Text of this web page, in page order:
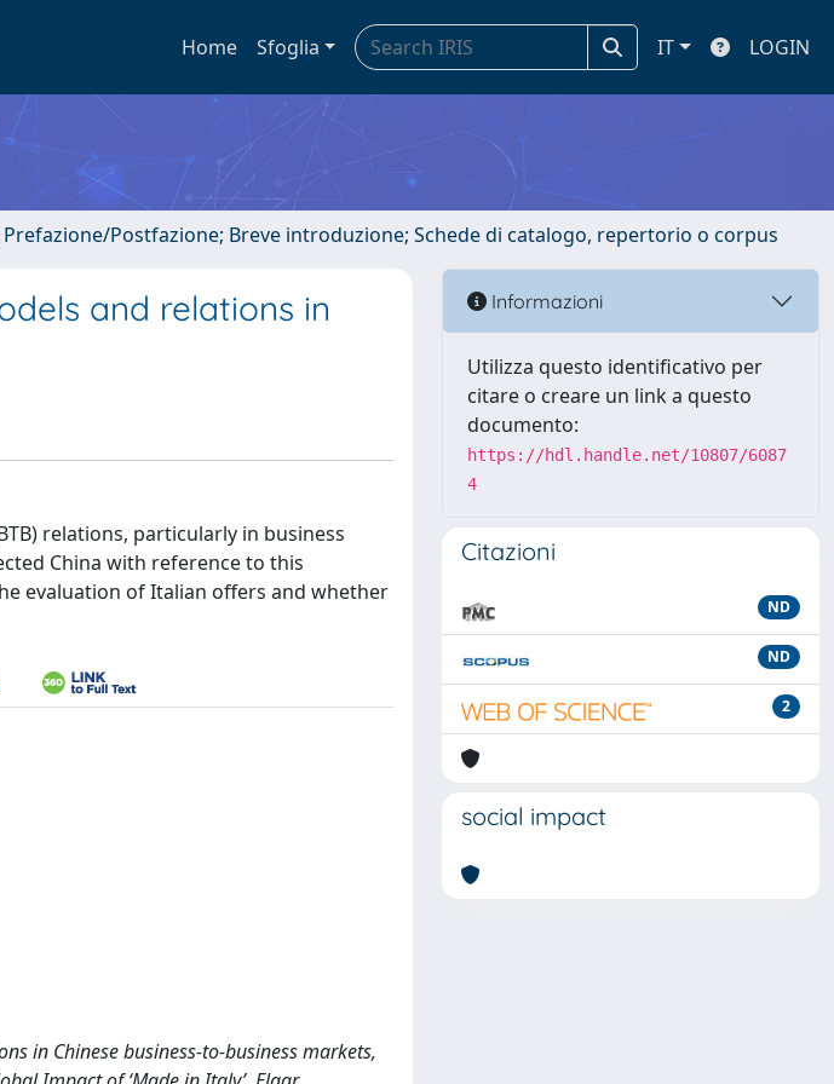
Home Sfoglia IT LOGIN
Postfazione; Breve introduzione; Schede di catalogo, repertorio o corpus
and relations in
relations, particularly in business
China with reference to this
evaluation of Italian offers and whether
in Chinese business-to-business markets,
Informazioni
Utilizza questo identificativo per
citare o creare un link a questo
documento:
https://hdl.handle.net/10807/6087
4
Citazioni
ND
ND
2
social impact